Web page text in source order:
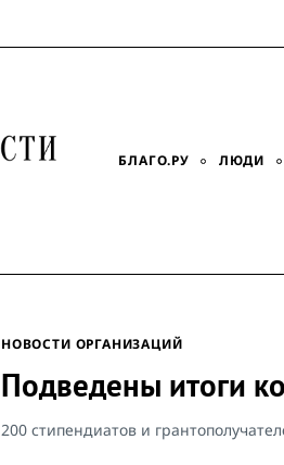
БЛАГО.РУ ЛЮДИ
НОВОСТИ ОРГАНИЗАЦИЙ
Подведены итоги
200 стипендиатов и